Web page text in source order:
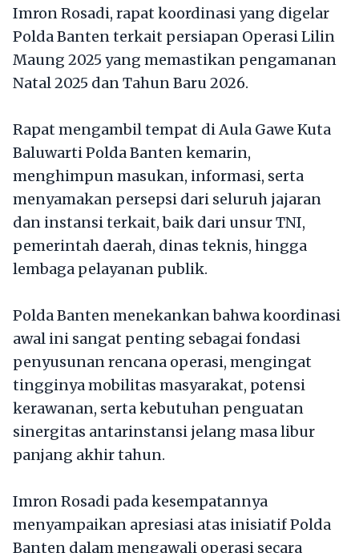
Imron Rosadi, rapat koordinasi yang digelar
Polda Banten terkait persiapan Operasi Lilin
Maung 2025 yang memastikan pengamanan
Natal 2025 dan Tahun Baru 2026.
Rapat mengambil tempat di Aula Gawe Kuta
Baluwarti Polda Banten kemarin,
menghimpun masukan, informasi, serta
menyamakan persepsi dari seluruh jajaran
dan instansi terkait, baik dari unsur TNI,
pemerintah daerah, dinas teknis, hingga
lembaga pelayanan publik.
Polda Banten menekankan bahwa koordinasi
awal ini sangat penting sebagai fondasi
penyusunan rencana operasi, mengingat
tingginya mobilitas masyarakat, potensi
kerawanan, serta kebutuhan penguatan
sinergitas antarinstansi jelang masa libur
panjang akhir tahun.
Imron Rosadi pada kesempatannya
menyampaikan apresiasi atas inisiatif Polda
Banten dalam mengawali operasi secara